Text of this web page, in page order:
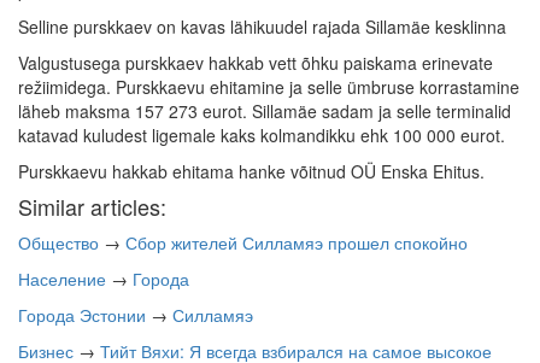
Selline purskkaev on kavas lähikuudel rajada Sillamäe kesklinna
Valgustusega purskkaev hakkab vett õhku paiskama erinevate
režiimidega. Purskkaevu ehitamine ja selle ümbruse korrastamine
läheb maksma 157 273 eurot. Sillamäe sadam ja selle terminalid
katavad kuludest ligemale kaks kolmandikku ehk 100 000 eurot.
Purskkaevu hakkab ehitama hanke võitnud OÜ Enska Ehitus.
Similar articles:
Общество → Сбор жителей Силламяэ прошел спокойно
Население → Города
Города Эстонии → Силламяэ
Бизнес → Тийт Вяхи: Я всегда взбирался на самое высокое